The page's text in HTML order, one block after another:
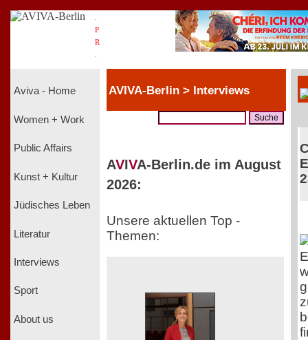
P
R
Aviva - Home
Women + Work
Public Affairs
Kunst + Kultur
Jüdisches Leben
Literatur
Interviews
Sport
About us
AVIVA-Berlin > Interviews
AVIVA-Berlin.de im August
2026:
Unsere aktuellen Top -
Themen: